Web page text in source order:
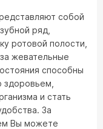
собой
ряд,
ротовой полости,
жевательные
способны
здоровьем,
и стать
За
Вы можете